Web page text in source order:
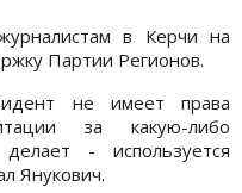
в Керчи на
Партии Регионов.
не имеет права
за какую-либо
- используется
Янукович.